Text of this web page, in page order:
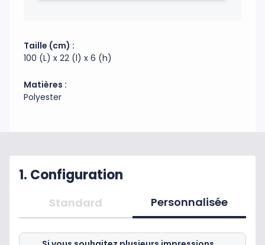
Taille (cm) :
100 (L) x 22 (l) x 6 (h)
Matières :
Polyester
1. Configuration
Standard Personnalisée